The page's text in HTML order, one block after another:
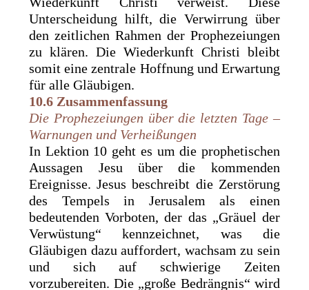
Unterscheidung hilft, die Verwirrung über
den zeitlichen Rahmen der Prophezeiungen
zu klären. Die Wiederkunft Christi bleibt
somit eine zentrale Hoffnung und Erwartung
für alle Gläubigen.
10.6 Zusammenfassung
Die Prophezeiungen über die letzten Tage –
Warnungen und Verheißungen
In Lektion 10 geht es um die prophetischen
Aussagen Jesu über die kommenden
Ereignisse. Jesus beschreibt die Zerstörung
des Tempels in Jerusalem als einen
bedeutenden Vorboten, der das „Gräuel der
Verwüstung“ kennzeichnet, was die
Gläubigen dazu auffordert, wachsam zu sein
und sich auf schwierige Zeiten
vorzubereiten. Die „große Bedrängnis“ wird